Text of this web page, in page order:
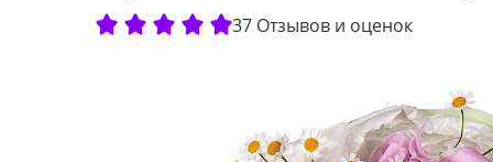
37 Отзывов и оценок